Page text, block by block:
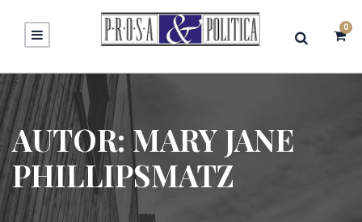
0
AUTOR:MARY JANE
PHILLIPSMATZ